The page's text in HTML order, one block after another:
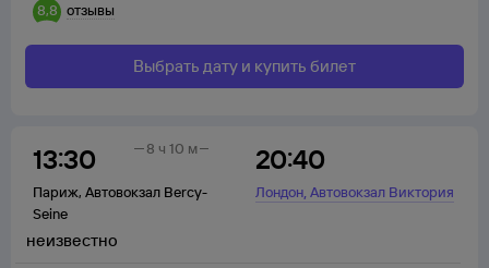
8,8 отзывы
Выбрать дату и купить билет
13:30
Париж, Автовокзал Bercy-
Seine
20:40
Лондон,Автовокзал Виктория
8 ч 10 м
неизвестно